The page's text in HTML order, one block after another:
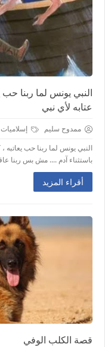
النبي يونس لما ربنا
عتابه لأي نبي
ممدوح سليم إسلاميات
النبي يونس لما ربنا حب يعاتبه
باستثناء آدم .... مش بس ربنا عاقبه
أقراء المزيد
قصة الكلب الوفي